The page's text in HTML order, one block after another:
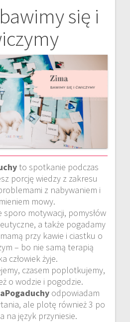
się i
to spotkanie podczas
porcję wiedzy z zakresu
z nabywaniem i
mowy.
sporo motywacji, pomysłów
a także pogadamy
przy kawie i ciastku o
– bo nie samą terapią
człowiek żyje.
czasem poplotkujemy,
o wodzie i pogodzie.
odpowiadam
ale plotę również 3 po
na język przyniesie.